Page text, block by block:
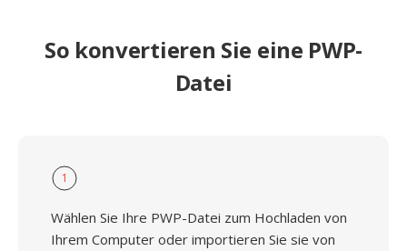
So konvertieren Sie eine PWP-
Datei
1
Wählen Sie Ihre PWP-Datei zum Hochladen von
Ihrem Computer oder importieren Sie sie von